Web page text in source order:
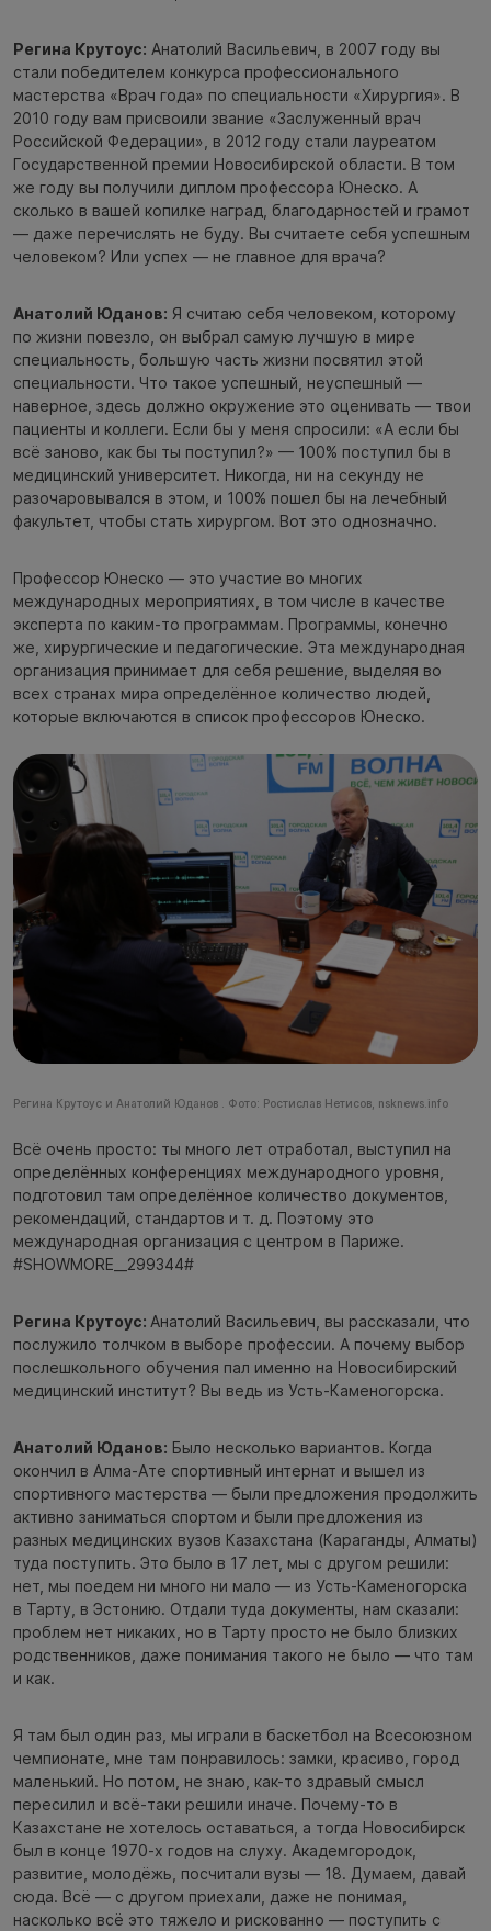
Регина Крутоус: Анатолий Васильевич, в 2007 году вы
стали победителем конкурса профессионального
мастерства «Врач года» по специальности «Хирургия». В
2010 году вам присвоили звание «Заслуженный врач
Российской Федерации», в 2012 году стали лауреатом
Государственной премии Новосибирской области. В том
же году вы получили диплом профессора Юнеско. А
сколько в вашей копилке наград, благодарностей и грамот
— даже перечислять не буду. Вы считаете себя успешным
человеком? Или успех — не главное для врача?
Анатолий Юданов: Я считаю себя человеком, которому
по жизни повезло, он выбрал самую лучшую в мире
специальность, большую часть жизни посвятил этой
специальности. Что такое успешный, неуспешный —
наверное, здесь должно окружение это оценивать — твои
пациенты и коллеги. Если бы у меня спросили: «А если бы
всё заново, как бы ты поступил?» — 100% поступил бы в
медицинский университет. Никогда, ни на секунду не
разочаровывался в этом, и 100% пошел бы на лечебный
факультет, чтобы стать хирургом. Вот это однозначно.
Профессор Юнеско — это участие во многих
международных мероприятиях, в том числе в качестве
эксперта по каким-то программам. Программы, конечно
же, хирургические и педагогические. Эта международная
организация принимает для себя решение, выделяя во
всех странах мира определённое количество людей,
которые включаются в список профессоров Юнеско.
Регина Крутоус и Анатолий Юданов . Фото: Ростислав Нетисов, nsknews.info
Всё очень просто: ты много лет отработал, выступил на
определённых конференциях международного уровня,
подготовил там определённое количество документов,
рекомендаций, стандартов и т. д. Поэтому это
международная организация с центром в Париже.
#SHOWMORE__299344#
Регина Крутоус: Анатолий Васильевич, вы рассказали, что
послужило толчком в выборе профессии. А почему выбор
послешкольного обучения пал именно на Новосибирский
медицинский институт? Вы ведь из Усть-Каменогорска.
Анатолий Юданов: Было несколько вариантов. Когда
окончил в Алма-Ате спортивный интернат и вышел из
спортивного мастерства — были предложения продолжить
активно заниматься спортом и были предложения из
разных медицинских вузов Казахстана (Караганды, Алматы)
туда поступить. Это было в 17 лет, мы с другом решили:
нет, мы поедем ни много ни мало — из Усть-Каменогорска
в Тарту, в Эстонию. Отдали туда документы, нам сказали:
проблем нет никаких, но в Тарту просто не было близких
родственников, даже понимания такого не было — что там
и как.
Я там был один раз, мы играли в баскетбол на Всесоюзном
чемпионате, мне там понравилось: замки, красиво, город
маленький. Но потом, не знаю, как-то здравый смысл
пересилил и всё-таки решили иначе. Почему-то в
Казахстане не хотелось оставаться, а тогда Новосибирск
был в конце 1970-х годов на слуху. Академгородок,
развитие, молодёжь, посчитали вузы — 18. Думаем, давай
сюда. Всё — с другом приехали, даже не понимая,
насколько всё это тяжело и рискованно — поступить с